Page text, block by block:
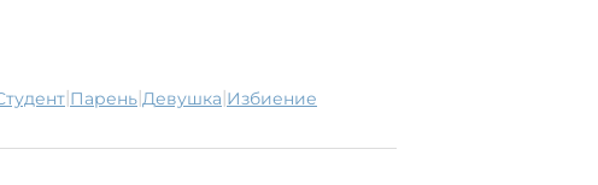
студент| парень| девушка| избиение